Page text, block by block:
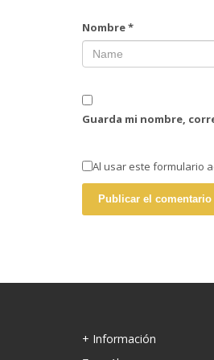
Nombre*
Guarda mi nombre,
Al usar este formulario
+ Información